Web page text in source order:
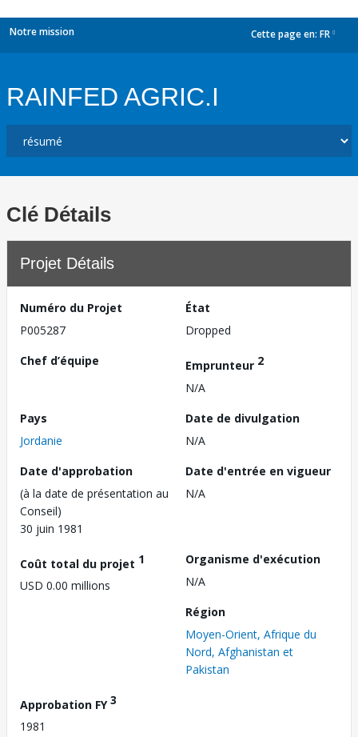
Notre mission Cette page en: FR
RAINFED AGRIC.I
Clé Détails
Projet Détails
Numéro du Projet
P005287
État
Dropped
Chef d’équipe
Emprunteur 2
N/A
Pays
Jordanie
Date de divulgation
N/A
Date d'approbation
(à la date de présentation au
Conseil)
30 juin 1981
Date d'entrée en vigueur
N/A
Coût total du projet 1
USD 0.00 millions
Organisme d'exécution
N/A
Région
Moyen-Orient, Afrique du
Nord, Afghanistan et
Pakistan
Approbation FY3
1981